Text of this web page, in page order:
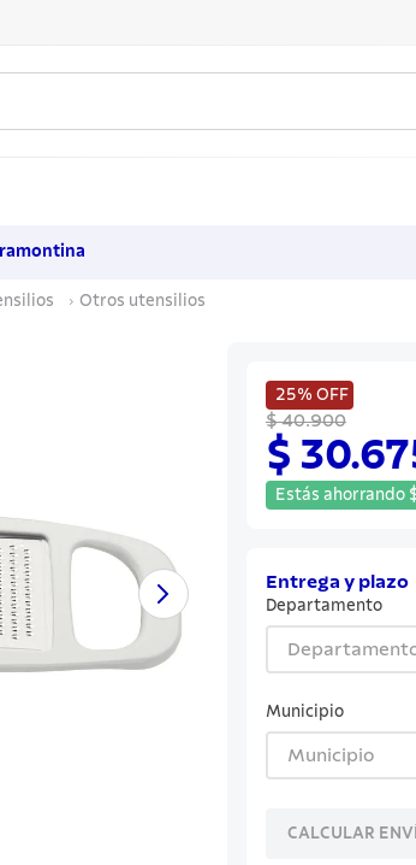
Otros utensilios
25% OFF
$ 40.900
$
Estás ahorrando
Entrega y plazo
Departamento
Municipio
Municipio
CALCULAR